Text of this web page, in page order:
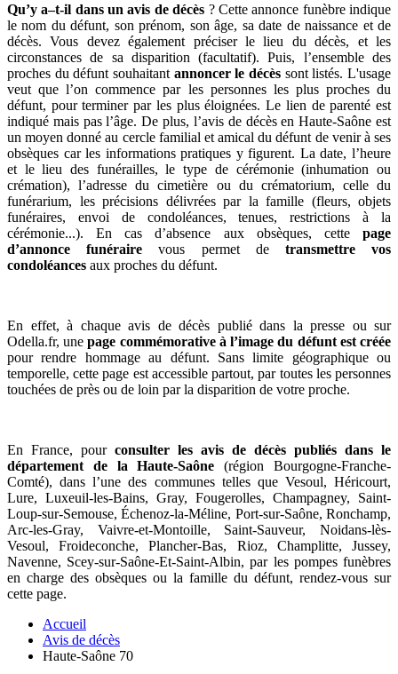
Qu’y a–t-il dans un avis de décès ? Cette annonce funèbre indique
le nom du défunt, son prénom, son âge, sa date de naissance et de
décès. Vous devez également préciser le lieu du décès, et les
circonstances de sa disparition (facultatif). Puis, l’ensemble des
proches du défunt souhaitant annoncer le décès sont listés. L'usage
veut que l’on commence par les personnes les plus proches du
défunt, pour terminer par les plus éloignées. Le lien de parenté est
indiqué mais pas l’âge. De plus, l’avis de décès en Haute-Saône est
un moyen donné au cercle familial et amical du défunt de venir à ses
obsèques car les informations pratiques y figurent. La date, l’heure
et le lieu des funérailles, le type de cérémonie (inhumation ou
crémation), l’adresse du cimetière ou du crématorium, celle du
funérarium, les précisions délivrées par la famille (fleurs, objets
funéraires, envoi de condoléances, tenues, restrictions à la
cérémonie...). En cas d’absence aux obsèques, cette page
d’annonce funéraire vous permet de transmettre vos
condoléances aux proches du défunt.
En effet, à chaque avis de décès publié dans la presse ou sur
Odella.fr, unepage commémorative à l’image du défunt est créée
pour rendre hommage au défunt. Sans limite géographique ou
temporelle, cette page est accessible partout, par toutes les personnes
touchées de près ou de loin par la disparition de votre proche.
En France, pour consulter les avis de décès publiés dans le
département de la Haute-Saône(région Bourgogne-Franche-
Comté), dans l’une des communes telles que Vesoul, Héricourt,
Lure, Luxeuil-les-Bains, Gray, Fougerolles, Champagney, Saint-
Loup-sur-Semouse, Échenoz-la-Méline, Port-sur-Saône, Ronchamp,
Arc-les-Gray, Vaivre-et-Montoille, Saint-Sauveur, Noidans-lès-
Vesoul, Froideconche, Plancher-Bas, Rioz, Champlitte, Jussey,
Navenne, Scey-sur-Saône-Et-Saint-Albin, par les pompes funèbres
en charge des obsèques ou la famille du défunt, rendez-vous sur
cette page.
Accueil
Avis de décès
Haute-Saône 70